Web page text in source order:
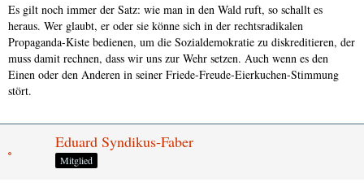
Es gilt noch immer der Satz: wie man in den Wald ruft, so schallt es
heraus. Wer glaubt, er oder sie könne sich in der rechtsradikalen
Propaganda-Kiste bedienen, um die Sozialdemokratie zu diskreditieren, der
muss damit rechnen, dass wir uns zur Wehr setzen. Auch wenn es den
Einen oder den Anderen in seiner Friede-Freude-Eierkuchen-Stimmung
stört.
Eduard Syndikus-Faber
Mitglied